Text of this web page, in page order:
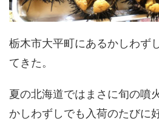
栃木市大平町にあるかしわず
てきた。
夏の北海道ではまさに旬の噴
かしわずしでも入荷のたびに